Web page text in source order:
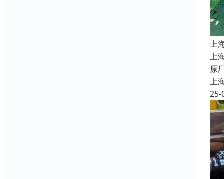
上
上
原
上
25-